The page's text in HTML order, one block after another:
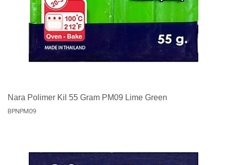
Nara Polimer Kil 55 Gram PM09 Lime Green
BPNPM09